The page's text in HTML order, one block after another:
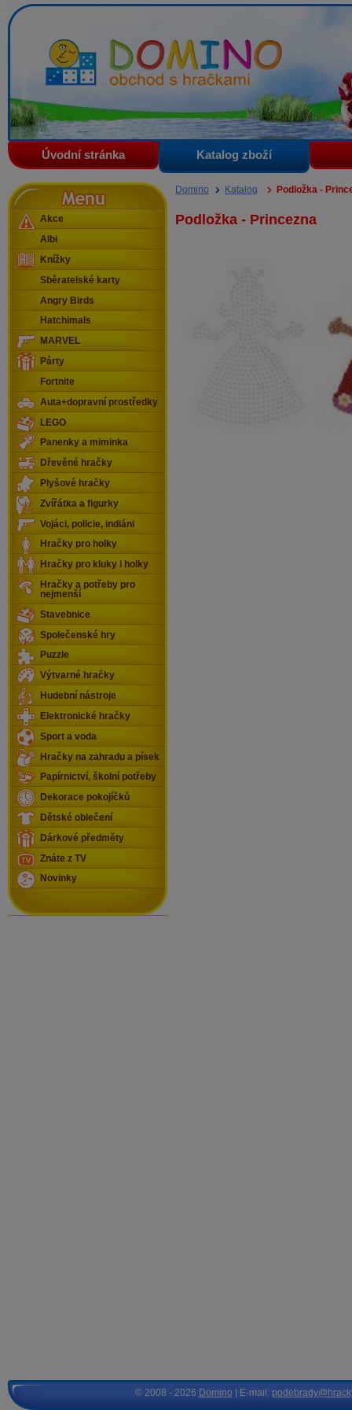
Domino - obchod s hračkami
Úvodní stránka Katalog zboží
Domino Katalog Podložka -
Podložka - Princezna
Menu
Akce
Albi
Knížky
Sběratelské karty
Angry Birds
Hatchimals
MARVEL
Párty
Fortnite
Auta+dopravní prostředky
LEGO
Panenky a miminka
Dřevěné hračky
Plyšové hračky
Zvířátka a figurky
Vojáci, policie, indiáni
Hračky pro holky
Hračky pro kluky i holky
Hračky a potřeby pro
nejmenší
Stavebnice
Společenské hry
Puzzle
Výtvarné hračky
Hudební nástroje
Elektronické hračky
Sport a voda
Hračky na zahradu a písek
Papírnictví, školní potřeby
Dekorace pokojíčků
Dětské oblečení
Dárkové předměty
Znáte z TV
Novinky
© 2008 - 2026 Domino | E-mail: